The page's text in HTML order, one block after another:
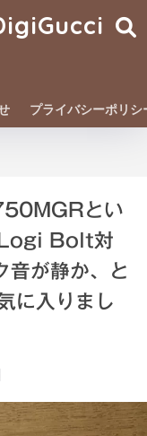
プライバシーポリシ
とい
Logi Bolt対
音が静か、と
に入りまし